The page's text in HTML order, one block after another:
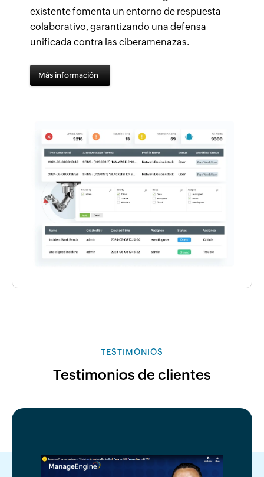
existente fomenta un entorno de respuesta
colaborativo, garantizando una defensa
unificada contra las ciberamenazas.
Más información
TESTIMONIOS
Testimonios de clientes